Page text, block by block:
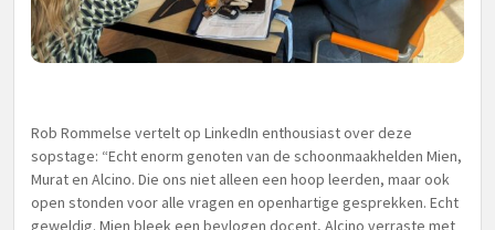
Rob Rommelse vertelt op LinkedIn enthousiast over deze
sopstage: “Echt enorm genoten van de schoonmaakhelden Mien,
Murat en Alcino. Die ons niet alleen een hoop leerden, maar ook
open stonden voor alle vragen en openhartige gesprekken. Echt
geweldig. Mien bleek een bevlogen docent, Alcino verraste met